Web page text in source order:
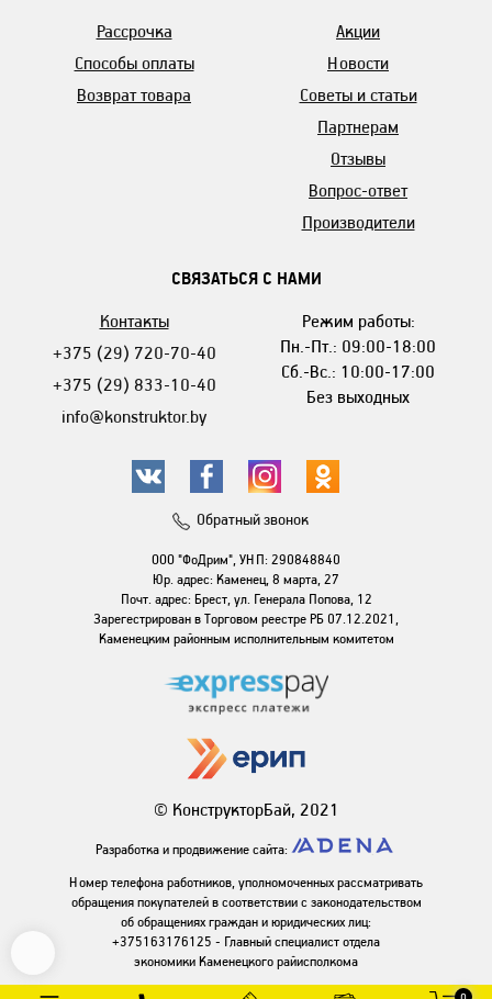
Рассрочка
Способы оплаты
Возврат товара
Акции
Новости
Советы и статьи
Партнерам
Отзывы
Вопрос-ответ
Производители
СВЯЗАТЬСЯ С НАМИ
Контакты
+375 (29) 720-70-40
+375 (29) 833-10-40
info@konstruktor.by
Режим работы:
Пн.-Пт.: 09:00-18:00
Сб.-Вс.: 10:00-17:00
Без выходных
Обратный звонок
ООО "ФоДрим", УНП: 290848840
Юр. адрес: Каменец, 8 марта, 27
Почт. адрес: Брест, ул. Генерала Попова, 12
Зарегестрирован в Торговом реестре РБ 07.12.2021,
Каменецким районным исполнительным комитетом
© КонструкторБай, 2021
Разработка и продвижение сайта:
Номер телефона работников, уполномоченных рассматривать
обращения покупателей в соответствии с законодательством
об обращениях граждан и юридических лиц:
+375163176125 - Главный специалист отдела
экономики Каменецкого райисполкома